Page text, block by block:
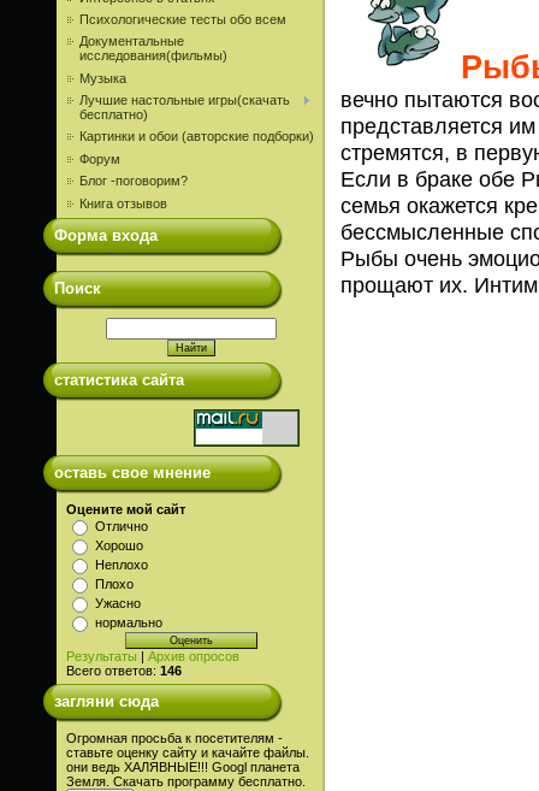
Психологические тесты обо всем
Документальные
исследования(фильмы)
Музыка
Лучшие настольные игры(скачать
бесплатно)
Картинки и обои (авторские подборки)
Форум
Блог -поговорим?
Книга отзывов
Форма входа
Поиск
статистика сайта
оставь свое мнение
Оцените мой сайт
Отлично
Хорошо
Неплохо
Плохо
Ужасно
нормально
Результаты | Архив опросов
Всего ответов: 146
загляни сюда
Огромная просьба к посетителям -
ставьте оценку сайту и качайте файлы.
они ведь ХАЛЯВНЫЕ!!! Googl планета
Земля. Скачать программу бесплатно.
вечно пытаются
представляется
стремятся, в
Если в браке обе
семья окажется
бессмысленные
Рыбы очень
прощают их.